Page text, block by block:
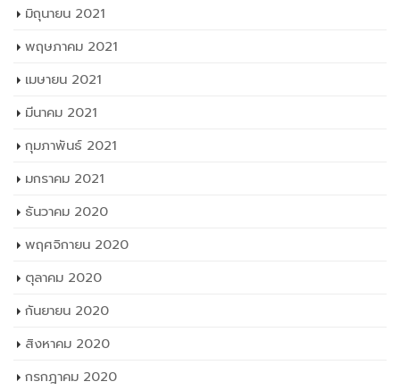
พฤษภาคม 2021
เมษายน 2021
มีนาคม 2021
กุมภาพันธ์ 2021
มกราคม 2021
ธันวาคม 2020
พฤศจิกายน 2020
ตุลาคม 2020
กันยายน 2020
สิงหาคม 2020
กรกฎาคม 2020
มิถุนายน 2020